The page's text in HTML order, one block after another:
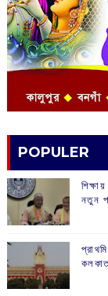
POPULER
নতুন